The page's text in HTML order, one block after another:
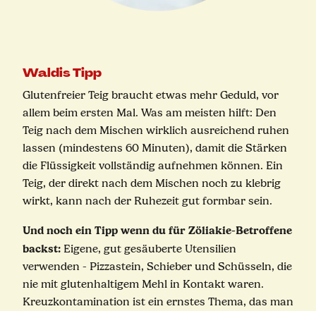
Waldis Tipp
Glutenfreier Teig braucht etwas mehr Geduld, vor
allem beim ersten Mal. Was am meisten hilft: Den
Teig nach dem Mischen wirklich ausreichend ruhen
lassen (mindestens 60 Minuten), damit die Stärken
die Flüssigkeit vollständig aufnehmen können. Ein
Teig, der direkt nach dem Mischen noch zu klebrig
wirkt, kann nach der Ruhezeit gut formbar sein.
Und noch ein Tipp wenn du für Zöliakie-Betroffene
backst: Eigene, gut gesäuberte Utensilien
verwenden - Pizzastein, Schieber und Schüsseln, die
nie mit glutenhaltigem Mehl in Kontakt waren.
Kreuzkontamination ist ein ernstes Thema, das man